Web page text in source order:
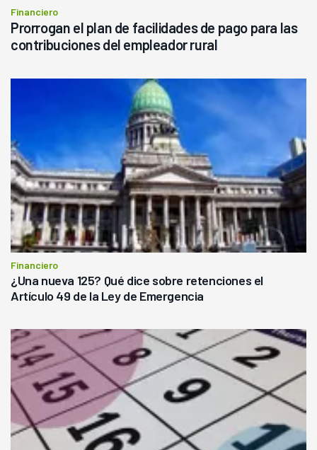
Financiero
Prorrogan el plan de facilidades de pago para las
contribuciones del empleador rural
Financiero
¿Una nueva 125? Qué dice sobre retenciones el
Artículo 49 de la Ley de Emergencia